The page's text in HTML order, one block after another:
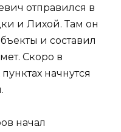
отправился в
и Лихой. Там он
и составил
Скоро в
начнутся
начал